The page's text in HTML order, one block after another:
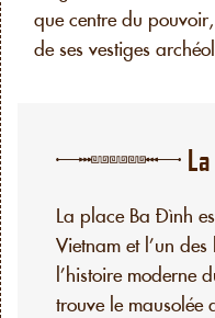
que centre du
de ses vestiges
La place Ba Đình
Vietnam et l’un
l’histoire moderne
trouve le mausolée